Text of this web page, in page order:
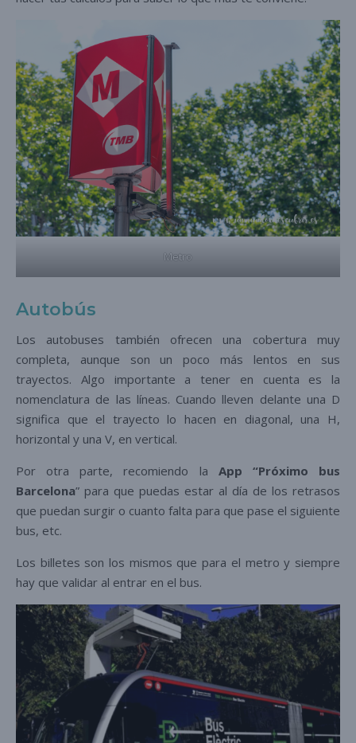
Metro
Autobús
Los autobuses también ofrecen una cobertura muy
completa, aunque son un poco más lentos en sus
trayectos. Algo importante a tener en cuenta es la
nomenclatura de las líneas. Cuando lleven delante una D
significa que el trayecto lo hacen en diagonal, una H,
horizontal y una V, en vertical.
Por otra parte, recomiendo la App “Próximo bus
Barcelona” para que puedas estar al día de los retrasos
que puedan surgir o cuanto falta para que pase el siguiente
bus, etc.
Los billetes son los mismos que para el metro y siempre
hay que validar al entrar en el bus.